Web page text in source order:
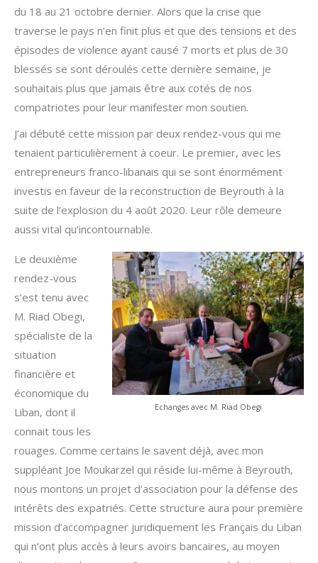
du 18 au 21 octobre dernier. Alors que la crise que
traverse le pays n’en finit plus et que des tensions et des
épisodes de violence ayant causé 7 morts et plus de 30
blessés se sont déroulés cette dernière semaine, je
souhaitais plus que jamais être aux cotés de nos
compatriotes pour leur manifester mon soutien.
J’ai débuté cette mission par deux rendez-vous qui me
tenaient particulièrement à coeur. Le premier, avec les
entrepreneurs franco-libanais qui se sont énormément
investis en faveur de la reconstruction de Beyrouth à la
suite de l’explosion du 4 août 2020. Leur rôle demeure
aussi vital qu’incontournable.
Echanges avec M. Riad Obegi
Le deuxième
rendez-vous
s’est tenu avec
M. Riad Obegi,
spécialiste de la
situation
financière et
économique du
Liban, dont il
connait tous les
rouages. Comme certains le savent déjà, avec mon
suppléant Joe Moukarzel qui réside lui-même à Beyrouth,
nous montons un projet d’association pour la défense des
intérêts des expatriés. Cette structure aura pour première
mission d’accompagner juridiquement les Français du Liban
qui n’ont plus accès à leurs avoirs bancaires, au moyen